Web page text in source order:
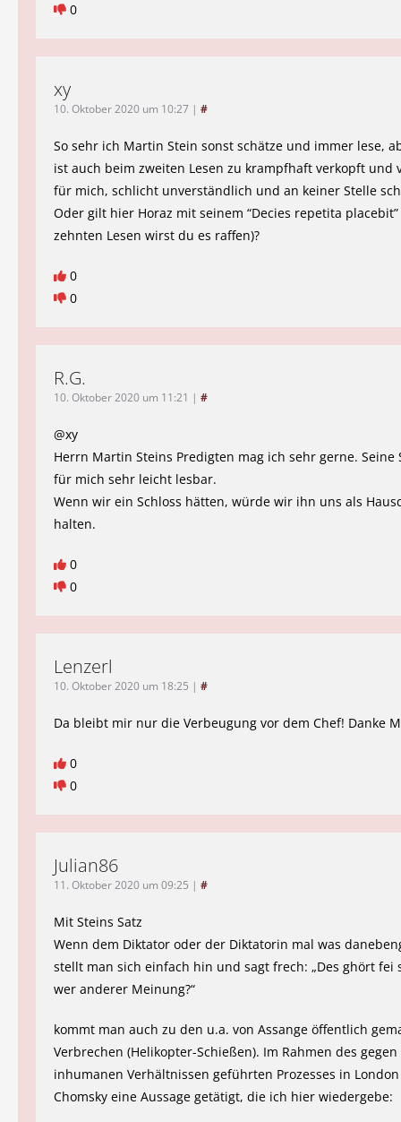
0
xy
10. Oktober 2020 um 10:27 | #
So sehr ich Martin Stein sonst schätze und immer lese,
ist auch beim zweiten Lesen zu krampfhaft verkopft und
für mich, schlicht unverständlich und an keiner Stelle
Oder gilt hier Horaz mit seinem “Decies repetita
zehnten Lesen wirst du es raffen)?
0
0
R.G.
10. Oktober 2020 um 11:21 | #
@xy
Herrn Martin Steins Predigten mag ich sehr gerne. Seine
für mich sehr leicht lesbar.
Wenn wir ein Schloss hätten, würde wir ihn uns als
halten.
0
0
Lenzerl
10. Oktober 2020 um 18:25 | #
Da bleibt mir nur die Verbeugung vor dem Chef! Danke
0
0
Julian86
11. Oktober 2020 um 09:25 | #
Mit Steins Satz
Wenn dem Diktator oder der Diktatorin mal was
stellt man sich einfach hin und sagt frech: „Des ghört fei
wer anderer Meinung?“
kommt man auch zu den u.a. von Assange öffentlich
Verbrechen (Helikopter-Schießen). Im Rahmen des
inhumanen Verhältnissen geführten Prozesses in
Chomsky eine Aussage getätigt, die ich hier wiedergebe: